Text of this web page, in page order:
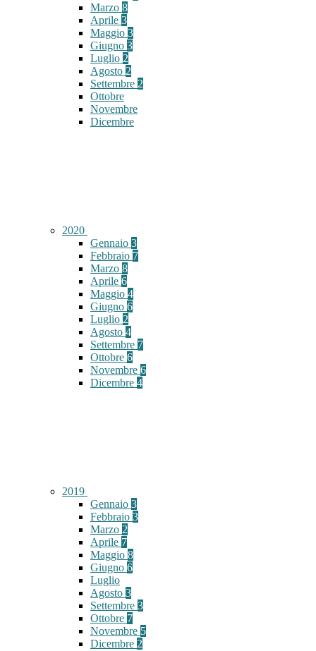
Marzo 8
Aprile 3
Maggio 3
Giugno 3
Luglio 2
Agosto 2
Settembre 2
Ottobre
Novembre
Dicembre
2020
Gennaio 3
Febbraio 7
Marzo 8
Aprile 6
Maggio 4
Giugno 6
Luglio 2
Agosto 4
Settembre 7
Ottobre 6
Novembre 6
Dicembre 4
2019
Gennaio 3
Febbraio 3
Marzo 2
Aprile 7
Maggio 8
Giugno 6
Luglio
Agosto 3
Settembre 3
Ottobre 7
Novembre 5
Dicembre 2